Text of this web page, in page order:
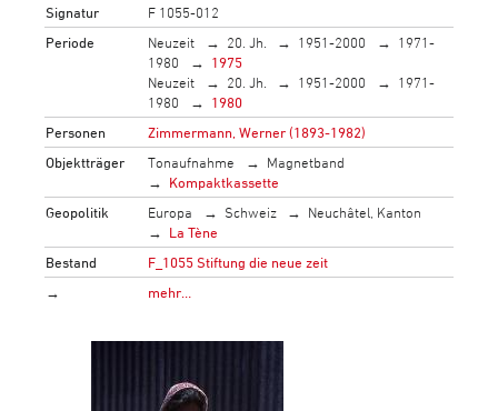
Signatur
F 1055-012
Periode
Neuzeit 20. Jh. 1951-2000
1971-
1980
1975
Neuzeit
20. Jh. 1951-2000
1971-
1980
1980
Personen
Zimmermann, Werner (1893-1982)
Objektträger
Tonaufnahme
Magnetband
Kompaktkassette
Geopolitik
Europa Schweiz
Neuchâtel, Kanton
La Tène
Bestand
F_1055 Stiftung die neue zeit
→
mehr…